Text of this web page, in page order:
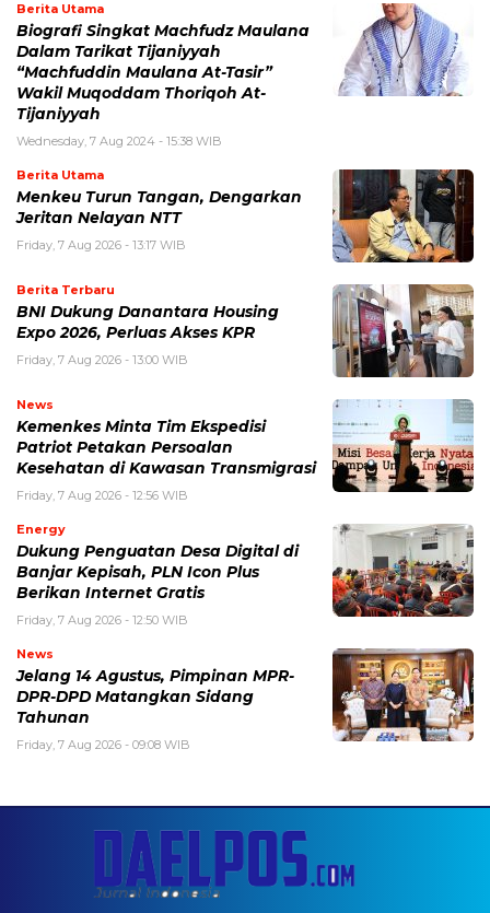
Berita Utama
Biografi Singkat Machfudz Maulana
Dalam Tarikat Tijaniyyah
“Machfuddin Maulana At-Tasir”
Wakil Muqoddam Thoriqoh At-
Tijaniyyah
Wednesday, 7 Aug 2024 - 15:38 WIB
Berita Utama
Menkeu Turun Tangan, Dengarkan
Jeritan Nelayan NTT
Friday, 7 Aug 2026 - 13:17 WIB
Berita Terbaru
BNI Dukung Danantara Housing
Expo 2026, Perluas Akses KPR
Friday, 7 Aug 2026 - 13:00 WIB
News
Kemenkes Minta Tim Ekspedisi
Patriot Petakan Persoalan
Kesehatan di Kawasan Transmigrasi
Friday, 7 Aug 2026 - 12:56 WIB
Energy
Dukung Penguatan Desa Digital di
Banjar Kepisah, PLN Icon Plus
Berikan Internet Gratis
Friday, 7 Aug 2026 - 12:50 WIB
News
Jelang 14 Agustus, Pimpinan MPR-
DPR-DPD Matangkan Sidang
Tahunan
Friday, 7 Aug 2026 - 09:08 WIB